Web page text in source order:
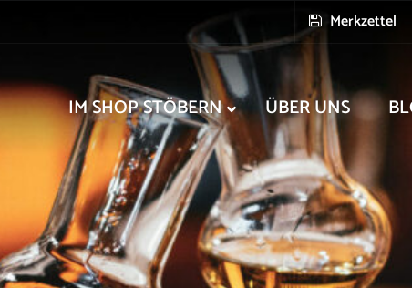
Merkzettel
IM SHOP STÖBERN ÜBER UNS